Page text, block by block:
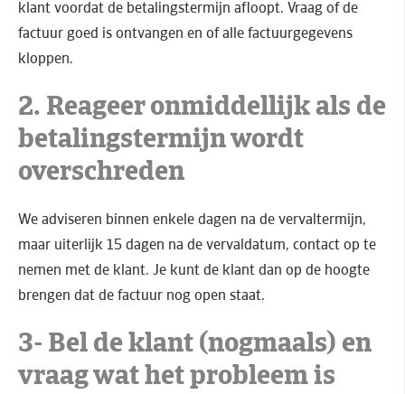
klant voordat de betalingstermijn afloopt. Vraag of de
factuur goed is ontvangen en of alle factuurgegevens
kloppen.
2. Reageer onmiddellijk als de
betalingstermijn wordt
overschreden
We adviseren binnen enkele dagen na de vervaltermijn,
maar uiterlijk 15 dagen na de vervaldatum, contact op te
nemen met de klant. Je kunt de klant dan op de hoogte
brengen dat de factuur nog open staat.
3- Bel de klant (nogmaals) en
vraag wat het probleem is